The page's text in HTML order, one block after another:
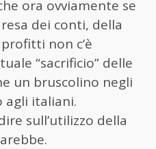
ora ovviamente se
dei conti, della
non c’è
“sacrificio” delle
un bruscolino negli
agli italiani.
sull’utilizzo della